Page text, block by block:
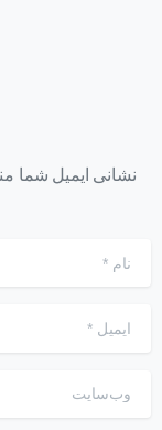
نشانی ایمیل شما
*
ایمیل
وب‌سایت